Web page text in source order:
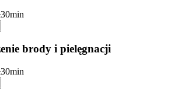
30min
brody i pielęgnacji
30min